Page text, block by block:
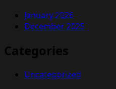
January 2026
December 2025
Categories
Uncategorized